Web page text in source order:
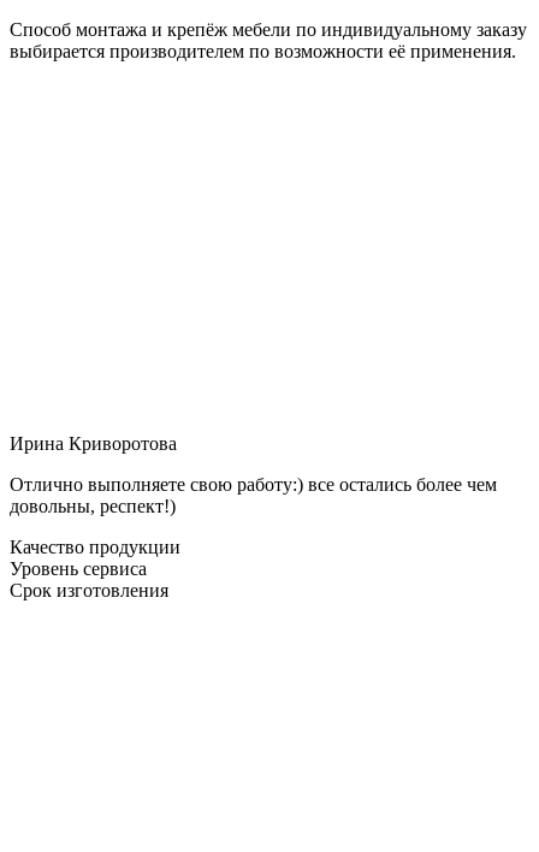
Способ монтажа и крепёж мебели по индивидуальному заказу
выбирается производителем по возможности её применения.
Ирина Криворотова
Отлично выполняете свою работу:) все остались более чем
довольны, респект!)
Качество продукции
Уровень сервиса
Срок изготовления